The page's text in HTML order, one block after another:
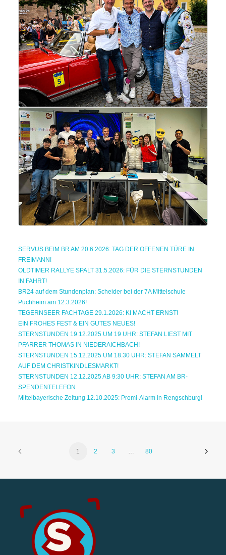
SERVUS BEIM BR AM 20.6.2026: TAG DER OFFENEN TÜRE IN
FREIMANN!
OLDTIMER RALLYE SPALT 31.5.2026: FÜR DIE STERNSTUNDEN
IN FAHRT!
BR24 auf dem Stundenplan: Scheider bei der 7A Mittelschule
Puchheim am 12.3.2026!
TEGERNSEER FACHTAGE 29.1.2026: KI MACHT ERNST!
EIN FROHES FEST & EIN GUTES NEUES!
STERNSTUNDEN 19.12.2025 UM 19 UHR: STEFAN LIEST MIT
PFARRER THOMAS IN NIEDERAICHBACH!
STERNSTUNDEN 15.12.2025 UM 18.30 UHR: STEFAN SAMMELT
AUF DEM CHRISTKINDLESMARKT!
STERNSTUNDEN 12.12.2025 AB 9:30 UHR: STEFAN AM BR-
SPENDENTELEFON
Mittelbayerische Zeitung 12.10.2025: Promi-Alarm in Rengschburg!
1 2 3 80